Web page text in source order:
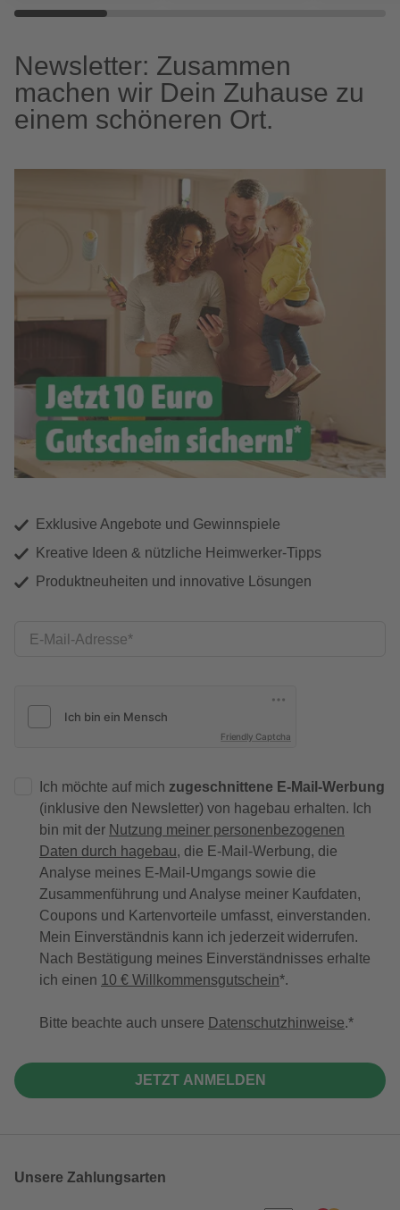
Newsletter: Zusammen
machen wir Dein Zuhause zu
einem schöneren Ort.
Exklusive Angebote und Gewinnspiele
Kreative Ideen & nützliche Heimwerker-Tipps
Produktneuheiten und innovative Lösungen
E-Mail-Adresse
Friendly Captcha
Ich möchte auf mich zugeschnittene E-Mail-Werbung
(inklusive den Newsletter) von hagebau erhalten. Ich
bin mit der Nutzung meiner personenbezogenen
Daten durch hagebau, die E-Mail-Werbung, die
Analyse meines E-Mail-Umgangs sowie die
Zusammenführung und Analyse meiner Kaufdaten,
Coupons und Kartenvorteile umfasst, einverstanden.
Mein Einverständnis kann ich jederzeit widerrufen.
Nach Bestätigung meines Einverständnisses erhalte
ich einen 10 € Willkommensgutschein*.
Bitte beachte auch unsere Datenschutzhinweise.
JETZT ANMELDEN
Unsere Zahlungsarten